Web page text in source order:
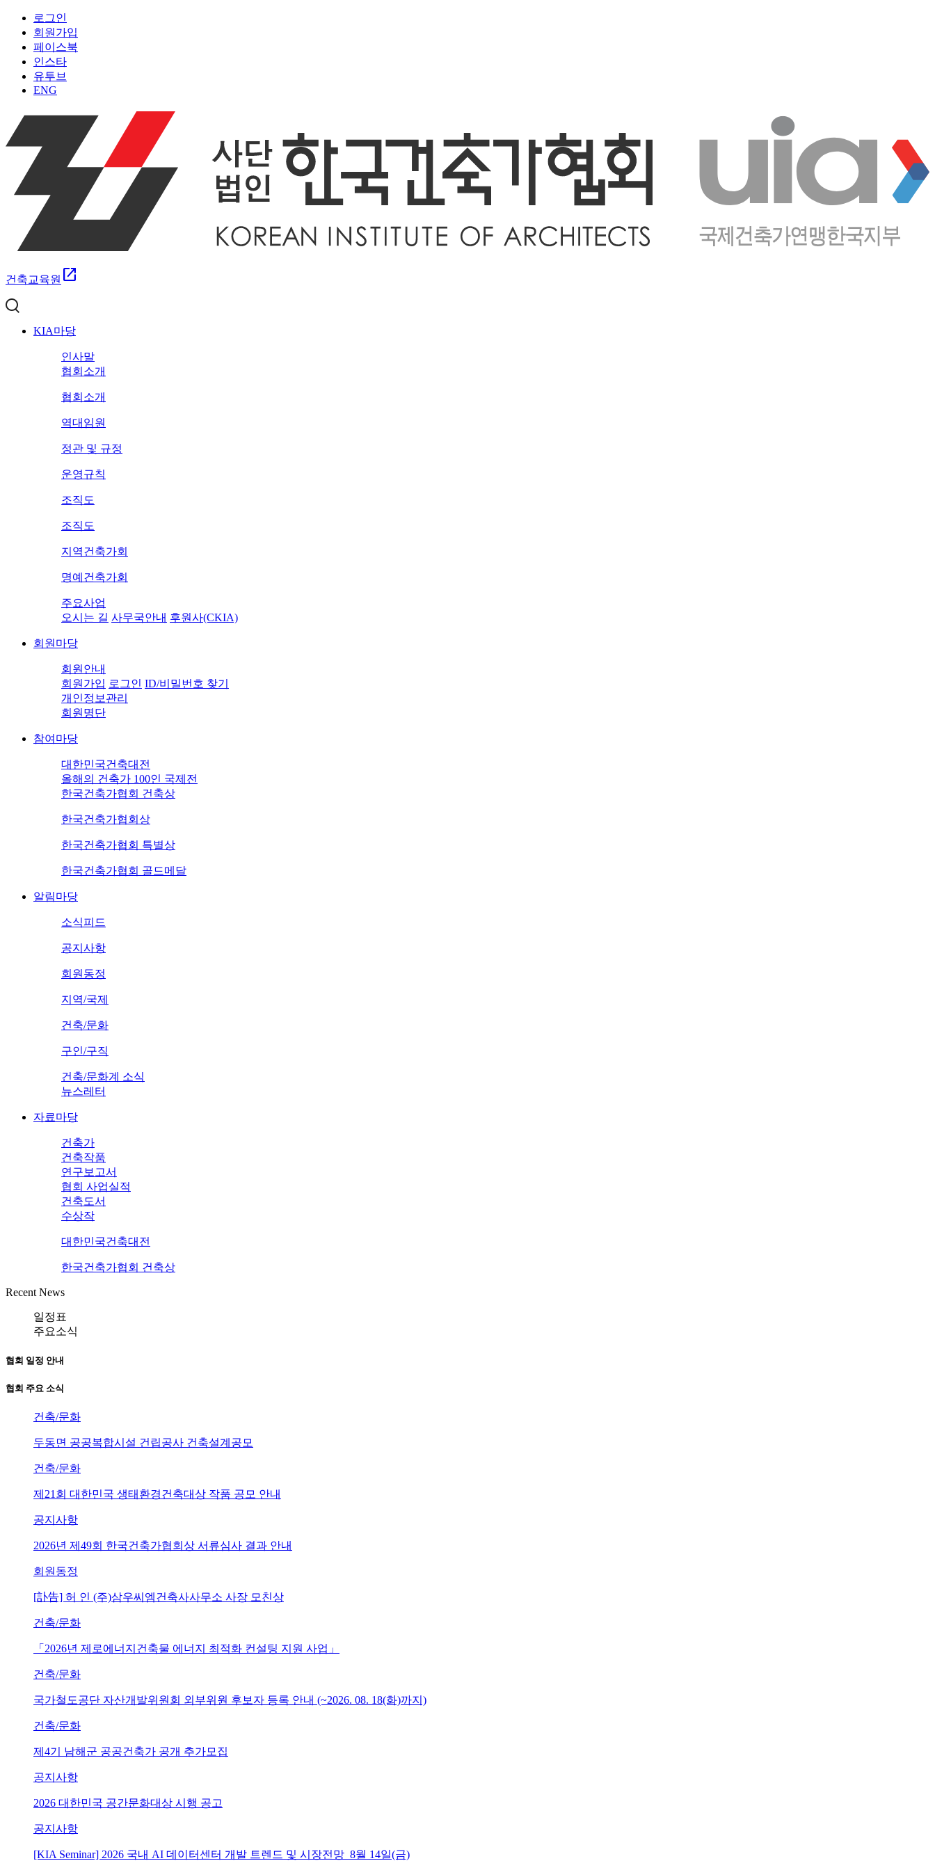
로그인
회원가입
페이스북
인스타
유투브
ENG
건축교육원 open_in_new
KIA마당
인사말
협회소개
협회소개
역대임원
정관 및 규정
운영규칙
조직도
조직도
지역건축가회
명예건축가회
주요사업
오시는 길 사무국안내 후원사(CKIA)
회원마당
회원안내
회원가입 로그인 ID/비밀번호 찾기
개인정보관리
회원명단
참여마당
대한민국건축대전
올해의 건축가 100인 국제전
한국건축가협회 건축상
한국건축가협회상
한국건축가협회 특별상
한국건축가협회 골드메달
알림마당
소식피드
공지사항
회원동정
지역/국제
건축/문화
구인/구직
건축/문화계 소식
뉴스레터
자료마당
건축가
건축작품
연구보고서
협회 사업실적
건축도서
수상작
대한민국건축대전
한국건축가협회 건축상
Recent News
일정표
주요소식
협회 일정 안내
협회 주요 소식
건축/문화
두동면 공공복합시설 건립공사 건축설계공모
건축/문화
제21회 대한민국 생태환경건축대상 작품 공모 안내
공지사항
2026년 제49회 한국건축가협회상 서류심사 결과 안내
회원동정
[訃告] 허 인 (주)삼우씨엠건축사사무소 사장 모친상
건축/문화
「2026년 제로에너지건축물 에너지 최적화 컨설팅 지원 사업」
건축/문화
국가철도공단 자산개발위원회 외부위원 후보자 등록 안내 (~2026. 08. 18(화)까지)
건축/문화
제4기 남해군 공공건축가 공개 추가모집
공지사항
2026 대한민국 공간문화대상 시행 공고
공지사항
[KIA Seminar] 2026 국내 AI 데이터센터 개발 트렌드 및 시장전망_8월 14일(금)